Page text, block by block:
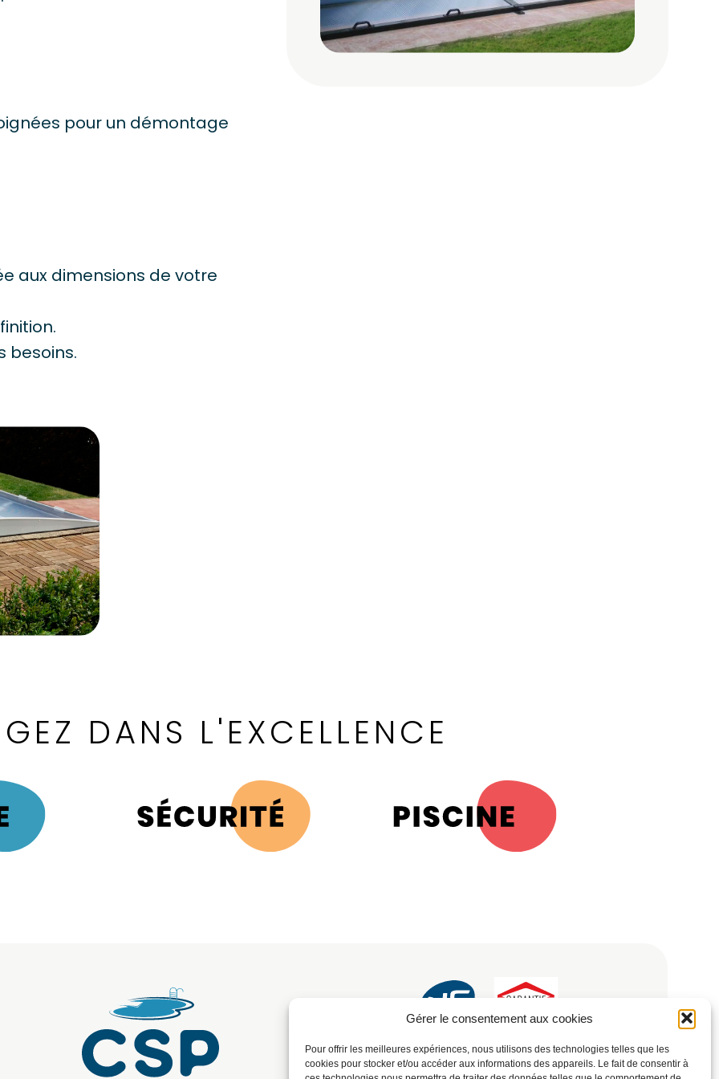
Gérer le consentement aux cookies
Pour offrir les meilleures expériences, nous utilisons des technologies telles que les
cookies pour stocker et/ou accéder aux informations des appareils. Le fait de consentir à
pour un démontage
aux dimensions de votre
besoins.
DANS L'EXCELLENCE
Société–Contact